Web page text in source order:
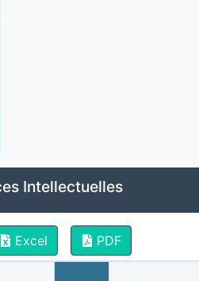
Intellectuelles
Excel PDF